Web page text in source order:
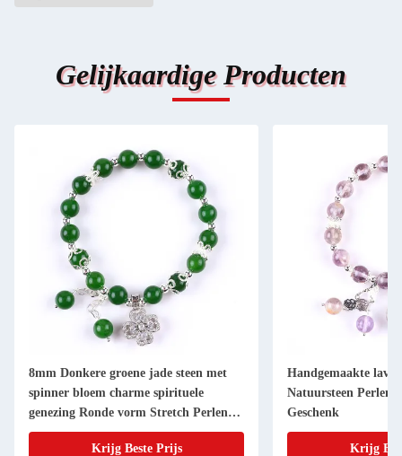
Gelijkaardige Producten
8mm Donkere groene jade steen met
spinner bloem charme spirituele
genezing Ronde vorm Stretch Perlen
Armband
Krijg Beste Prijs
Handgemaakte
Natuursteen Perlen
Geschenk
Krijg